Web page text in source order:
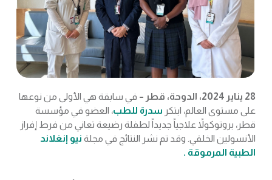
28 يناير 2024، الدوحة، قطر –
في سابقة هي الأولى من نوعها
على مستوى العالم، ابتكر سدرة للطب، العضو في مؤسسة
قطر، بروتوكولاً علاجياً جديداً لطفلة رضيعة تعاني من فرط إفراز
الأنسولين الخلقي. وقد تم نشر النتائج في مجلة نيو إنغلاند
الطبية المرموقة .